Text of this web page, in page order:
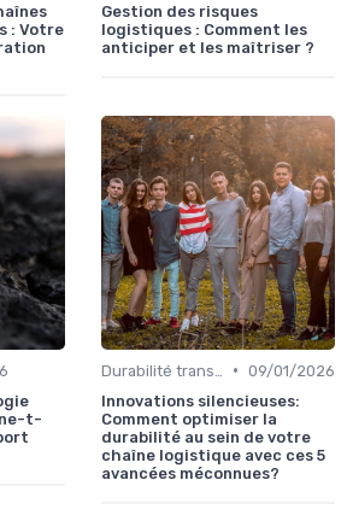
: Votre
Gestion des risques
logistiques : Comment les
anticiper et les maîtriser ?
t-
• 09/01/2026
Innovations silencieuses:
Comment optimiser la
durabilité au sein de votre
chaîne logistique avec ces 5
avancées méconnues?